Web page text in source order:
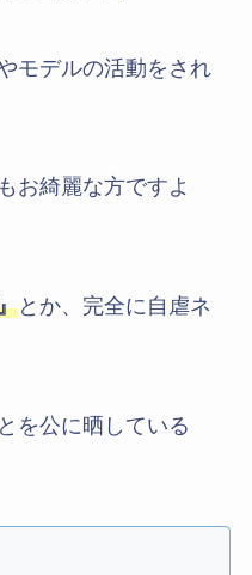
モデルの活動をされ
お綺麗な方ですよ
とか、完全に自虐ネ
を公に晒している